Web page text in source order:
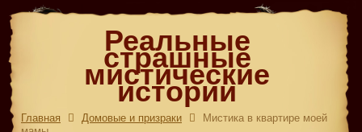
Реальные
страшные
мистические
истории
Главная Домовые и призраки
Мистика в квартире моей